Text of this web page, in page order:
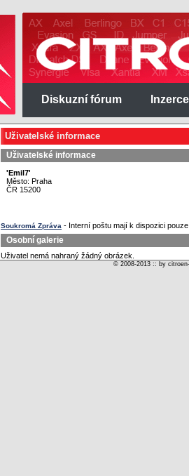
Diskuzní fórum Inzerce
Uživatelské informace
Uživatelské informace
'Emil7'
Město: Praha
ČR 15200
Soukromá Zpráva - Interní poštu mají k dispozici
Osobní galerie
Uživatel nemá nahraný žádný obrázek.
© 2008-2013 :: by